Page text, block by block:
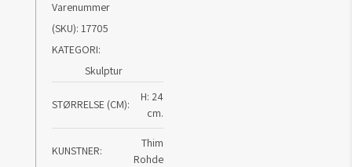
Varenummer
(SKU): 17705
KATEGORI:
Skulptur
STØRRELSE (CM)
H: 24
cm.
KUNSTNER
Thim
Rohde